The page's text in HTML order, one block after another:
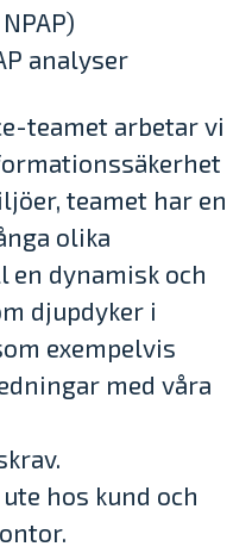
analyser
teamet arbetar vi
teamet har en
olika
dynamisk och
djupdyker i
exempelvis
med våra
hos kund och